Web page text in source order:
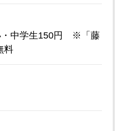
中学生150円 ※「藤
料